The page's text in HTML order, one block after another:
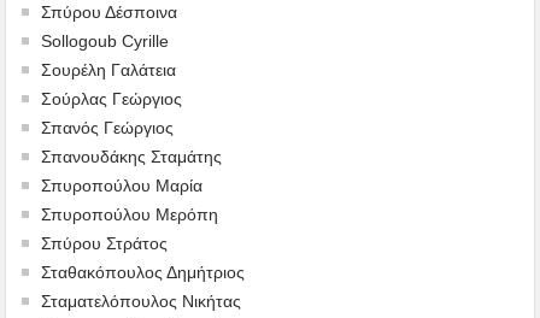
Σπύρου Δέσποινα
Sollogoub Cyrille
Σουρέλη Γαλάτεια
Σούρλας Γεώργιος
Σπανός Γεώργιος
Σπανουδάκης Σταμάτης
Σπυροπούλου Μαρία
Σπυροπούλου Μερόπη
Σπύρου Στράτος
Σταθακόπουλος Δημήτριος
Σταματελόπουλος Νικήτας